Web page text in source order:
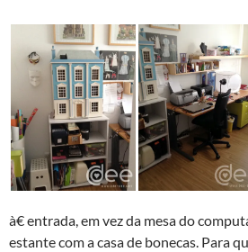
à€ entrada, em vez da mesa do
estante com a casa de bonecas. Para